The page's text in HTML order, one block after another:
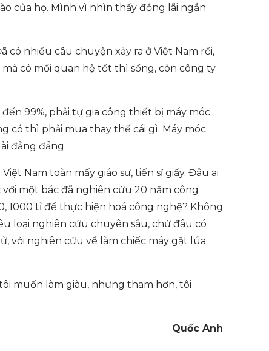
của họ. Mình vì nhìn thấy đồng lãi ngắn
có nhiều câu chuyện xảy ra ở Việt Nam rồi,
có mối quan hệ tốt thì sống, còn công ty
99%, phải tự gia công thiết bị máy móc
có thì phải mua thay thế cái gì. Máy móc
đằng đẵng.
Nam toàn mấy giáo sư, tiến sĩ giấy. Đâu ai
một bác đã nghiên cứu 20 năm công
1000 tỉ để thực hiện hoá công nghệ? Không
loại nghiên cứu chuyên sâu, chứ đâu có
với nghiên cứu về làm chiếc máy gặt lúa
muốn làm giàu, nhưng tham hơn, tôi
Quốc Anh